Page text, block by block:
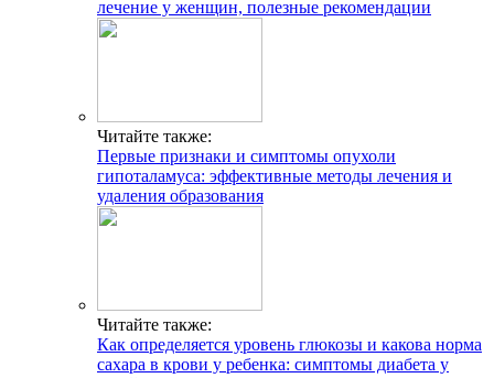
лечение у женщин, полезные рекомендации
Читайте также:
Первые признаки и симптомы опухоли
гипоталамуса: эффективные методы лечения и
удаления образования
Читайте также:
Как определяется уровень глюкозы и какова норма
сахара в крови у ребенка: симптомы диабета у